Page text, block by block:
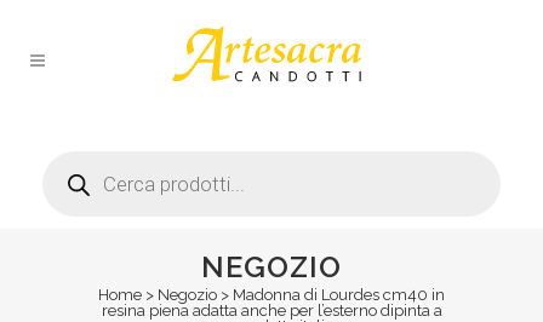
search
NEGOZIO
Home > Negozio > Madonna di Lourdes cm40 in
resina piena adatta anche per l’esterno dipinta a